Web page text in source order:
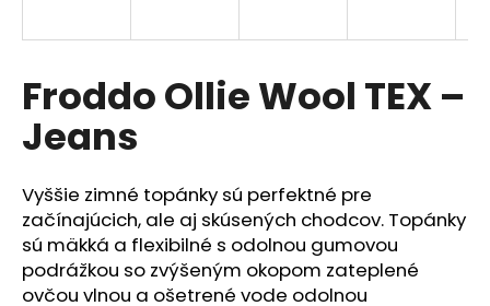
Froddo Ollie Wool TEX –
Jeans
Vyššie zimné topánky sú perfektné pre
začínajúcich, ale aj skúsených chodcov. Topánky
sú mäkká a flexibilné s odolnou gumovou
podrážkou so zvýšeným okopom zateplené
ovčou vlnou a ošetrené vode odolnou
s
ť
?
HĽADAŤ